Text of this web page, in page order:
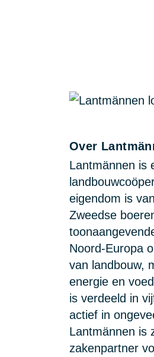
Over
Lantmännen is
eigendom is
Zweedse
Noord-Europa
van landbouw,
energie en
is verdeeld in
actief in
Lantmännen is
zakenpartner